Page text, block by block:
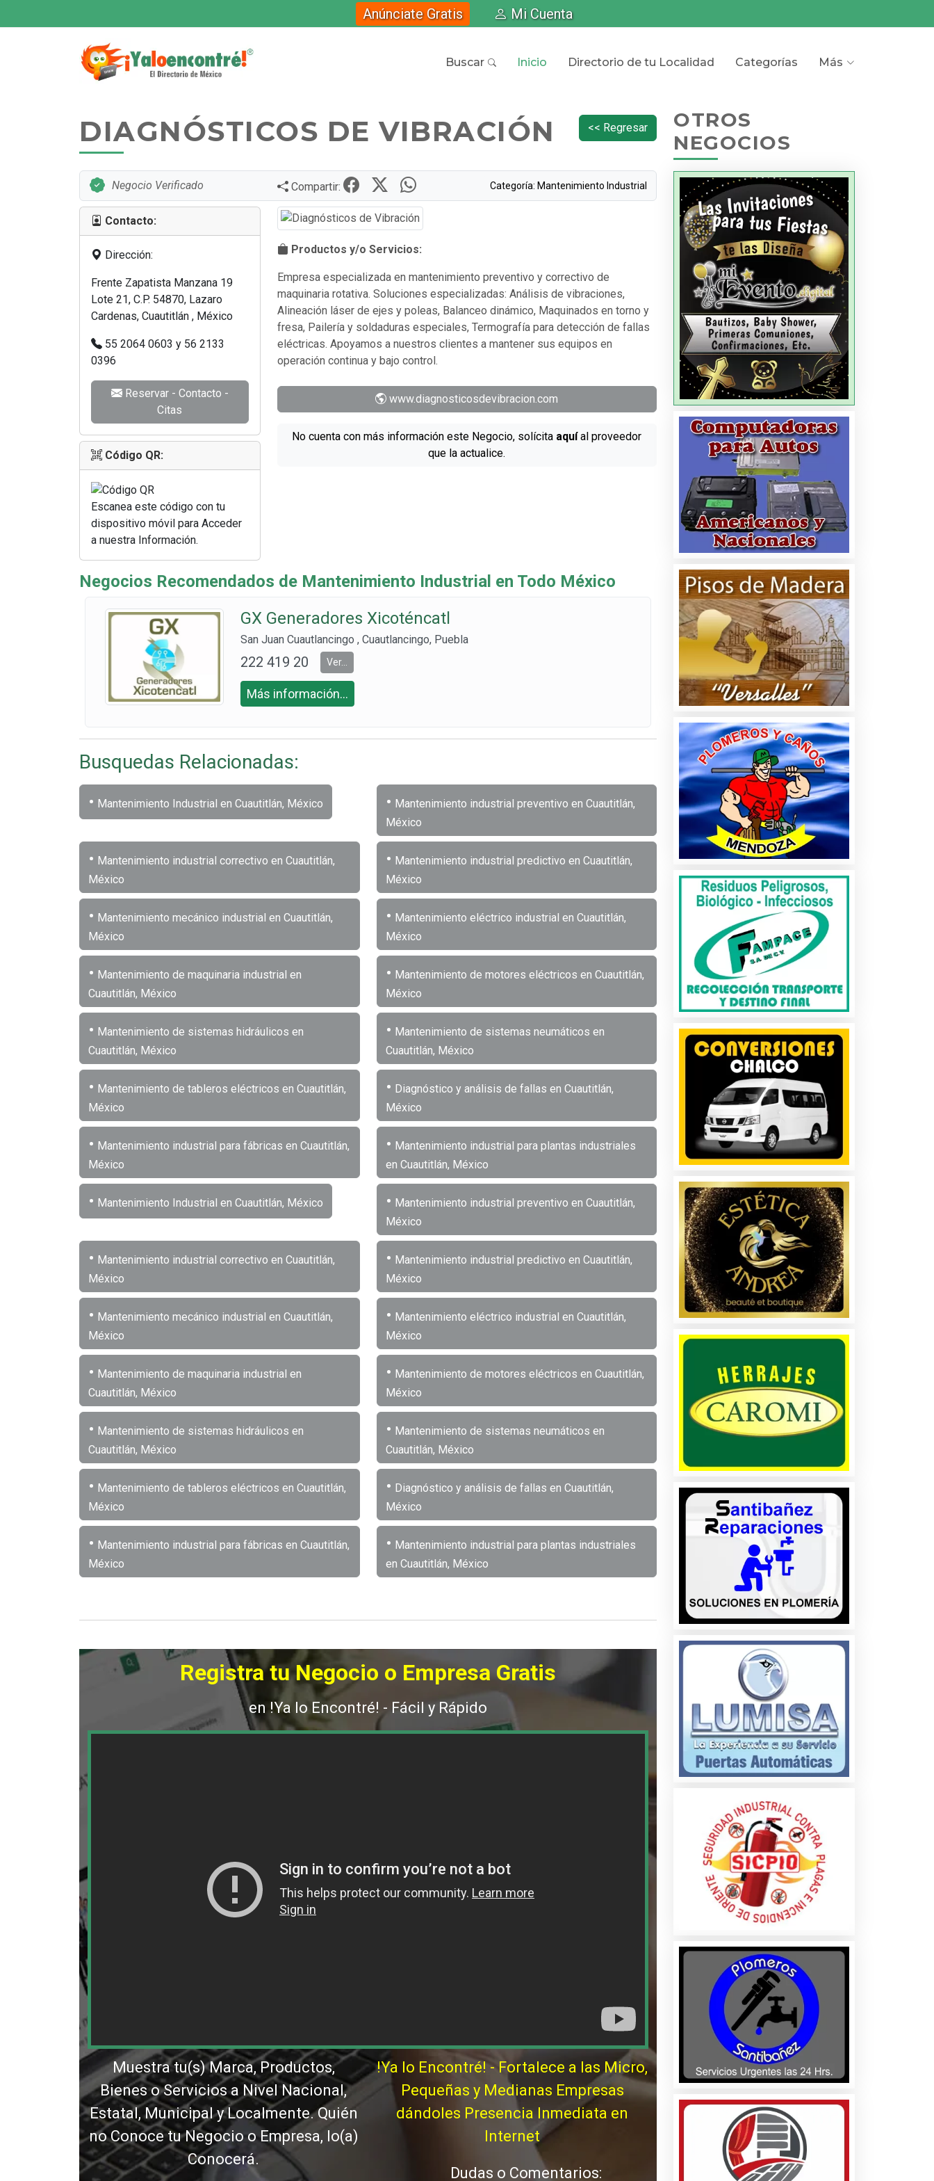
Anúnciate Gratis Mi Cuenta
Buscar Inicio Directorio de tu Localidad Categorías Más
DIAGNÓSTICOS DE VIBRACIÓN << Regresar
Negocio Verificado Compartir: Categoría: Mantenimiento Industrial
Contacto:
Dirección:
Frente Zapatista Manzana 19
Lote 21, C.P. 54870, Lazaro
Cardenas, Cuautitlán , México
55 2064 0603 y 56 2133
0396
Reservar - Contacto -
Citas
Código QR:
Escanea este código con tu
dispositivo móvil para Acceder
a nuestra Información.
Productos y/o Servicios:
Empresa especializada en mantenimiento preventivo y correctivo de
maquinaria rotativa. Soluciones especializadas: Análisis de vibraciones,
Alineación láser de ejes y poleas, Balanceo dinámico, Maquinados en torno y
fresa, Pailería y soldaduras especiales, Termografía para detección de fallas
eléctricas. Apoyamos a nuestros clientes a mantener sus equipos en
operación continua y bajo control.
www.diagnosticosdevibracion.com
No cuenta con más información este Negocio, solícita aquíal proveedor
que la actualice.
Negocios Recomendados de Mantenimiento Industrial en Todo México
GX Generadores Xicoténcatl
San Juan Cuautlancingo , Cuautlancingo, Puebla
222 419 20
70
Ver...
Más información...
Busquedas Relacionadas:
• Mantenimiento Industrial en Cuautitlán, México • Mantenimiento industrial preventivo en Cuautitlán,
México
• Mantenimiento industrial correctivo en Cuautitlán,
México
• Mantenimiento industrial predictivo en Cuautitlán,
México
• Mantenimiento mecánico industrial en Cuautitlán,
México
• Mantenimiento eléctrico industrial en Cuautitlán,
México
• Mantenimiento de maquinaria industrial en
Cuautitlán, México
• Mantenimiento de motores eléctricos en Cuautitlán,
México
• Mantenimiento de sistemas hidráulicos en
Cuautitlán, México
• Mantenimiento de sistemas neumáticos en
Cuautitlán, México
• Mantenimiento de tableros eléctricos en Cuautitlán,
México
• Diagnóstico y análisis de fallas en Cuautitlán,
México
• Mantenimiento industrial para fábricas en Cuautitlán,
México
• Mantenimiento industrial para plantas industriales
en Cuautitlán, México
• Mantenimiento Industrial en Cuautitlán, México • Mantenimiento industrial preventivo en Cuautitlán,
México
• Mantenimiento industrial correctivo en Cuautitlán,
México
• Mantenimiento industrial predictivo en Cuautitlán,
México
• Mantenimiento mecánico industrial en Cuautitlán,
México
• Mantenimiento eléctrico industrial en Cuautitlán,
México
• Mantenimiento de maquinaria industrial en
Cuautitlán, México
• Mantenimiento de motores eléctricos en Cuautitlán,
México
• Mantenimiento de sistemas hidráulicos en
Cuautitlán, México
• Mantenimiento de sistemas neumáticos en
Cuautitlán, México
• Mantenimiento de tableros eléctricos en Cuautitlán,
México
• Diagnóstico y análisis de fallas en Cuautitlán,
México
• Mantenimiento industrial para fábricas en Cuautitlán,
México
• Mantenimiento industrial para plantas industriales
en Cuautitlán, México
Registra tu Negocio o Empresa Gratis
en !Ya lo Encontré! - Fácil y Rápido
Muestra tu(s) Marca, Productos,
Bienes o Servicios a Nivel Nacional,
Estatal, Municipal y Localmente. Quién
no Conoce tu Negocio o Empresa, lo(a)
Conocerá.
!Ya lo Encontré! - Fortalece a las Micro,
Pequeñas y Medianas Empresas
dándoles Presencia Inmediata en
Internet
Dudas o Comentarios:
OTROS
NEGOCIOS